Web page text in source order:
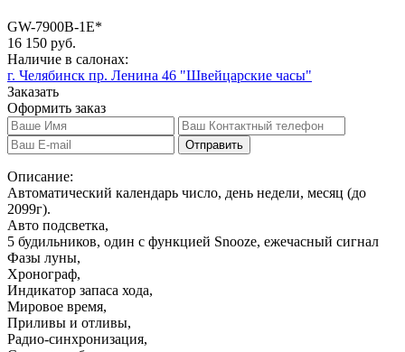
GW-7900B-1E*
16 150 руб.
Наличие в салонах:
г. Челябинск пр. Ленина 46 "Швейцарские часы"
Заказать
Оформить заказ
Отправить
Описание:
Автоматический календарь число, день недели, месяц (до
2099г).
Авто подсветка,
5 будильников, один с функцией Snooze, ежечасный сигнал
Фазы луны,
Хронограф,
Индикатор запаса хода,
Мировое время,
Приливы и отливы,
Радио-синхронизация,